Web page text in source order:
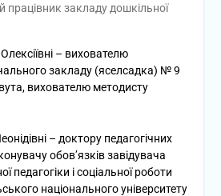
працівник закладу дошкільної
– вихователю
закладу (яселсадка) № 9
вихователю методисту
– доктору педагогічних
обов’язків завідувача
педагогіки і соціальної роботи
національного університету